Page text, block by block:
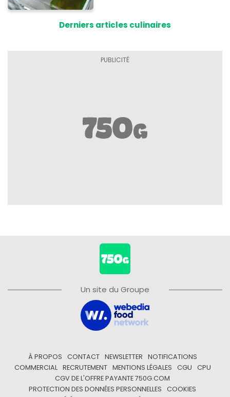
Derniers articles culinaires
Un site du Groupe
À PROPOS CONTACT NEWSLETTER
NOTIFICATIONS
COMMERCIAL
RECRUTEMENT MENTIONS LÉGALES CGU
CPU
CGV DE L'OFFRE PAYANTE 750G.COM
PROTECTION DES DONNÉES PERSONNELLES
COOKIES